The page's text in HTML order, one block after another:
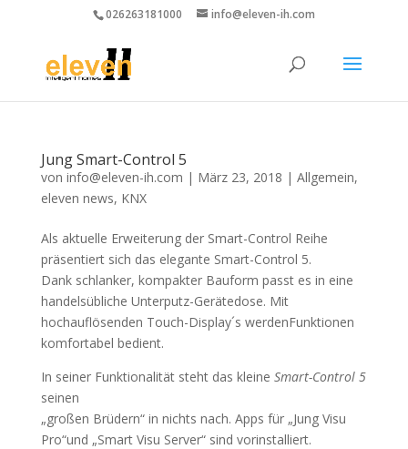
026263181000 info@eleven-ih.com
Jung Smart-Control 5
von info@eleven-ih.com | März 23, 2018 | Allgemein,
eleven news, KNX
Als aktuelle Erweiterung der Smart-Control Reihe
präsentiert sich das elegante Smart-Control 5.
Dank schlanker, kompakter Bauform passt es in eine
handelsübliche Unterputz-Gerätedose. Mit
hochauflösenden Touch-Display´s werdenFunktionen
komfortabel bedient.
In seiner Funktionalität steht das kleine Smart-Control 5
seinen
„großen Brüdern“ in nichts nach. Apps für „Jung Visu
Pro“und „Smart Visu Server“ sind vorinstalliert.